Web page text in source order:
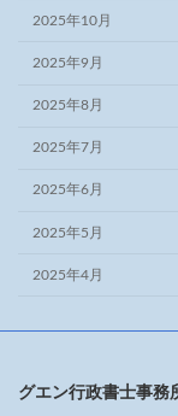
2025年10月
2025年9月
2025年8月
2025年7月
2025年6月
2025年5月
2025年4月
グエン行政書士事務